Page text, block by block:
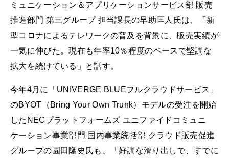
ミュニケーション＆アプリケーションサービス部 販売
推進部門 第三グループ 担当課長の早助匡人氏は、「新
型コロナによるテレワークの普及を背景に、販売実績が
一気に伸びた。現在も年率10％程度のペースで堅調な
拡大を続けている」と話す。
今年4月に「UNIVERGE BLUEフルクラウドサービス」
のBYOT（Bring Your Own Trunk）モデルの受注を開始
したNECプラットフォームズ ユニファイドコミュニ
ケーション事業部門 国内事業統括部 クラウド販売促進
グループの園田隆史氏も、「好調な滑り出しで、すでに